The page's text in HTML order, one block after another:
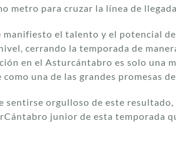
metro para cruzar la línea de
manifiesto el talento y el potencial
cerrando la temporada de
en el Asturcántabro es solo una
una de las grandes promesas
sentirse orgulloso de este
junior de esta temporada